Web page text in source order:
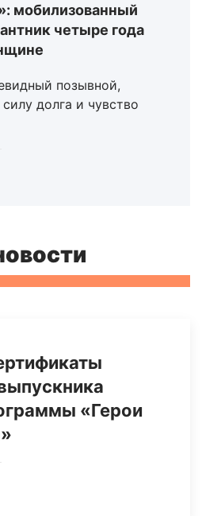
мобилизованный
четыре года
позывной,
долга и чувство
«Герои